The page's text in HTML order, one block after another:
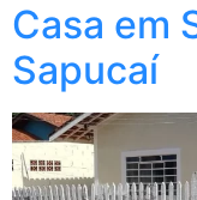
Casa em
Sapucaí